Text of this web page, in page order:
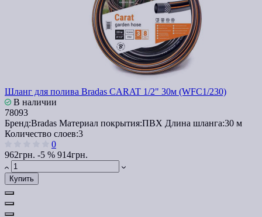
Шланг для полива Bradas CARAT 1/2" 30м (WFC1/230)
В наличии
78093
Бренд:Bradas Материал покрытия:ПВХ Длина шланга:30 м
Количество слоев:3
0
962грн. -5 % 914грн.
Купить